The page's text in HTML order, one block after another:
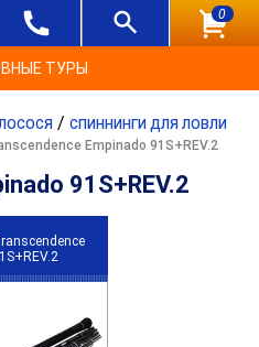
0
ТУРЫ
/ СПИННИНГИ ДЛЯ ЛОВЛИ
Empinado 91S+REV.2
91S+REV.2